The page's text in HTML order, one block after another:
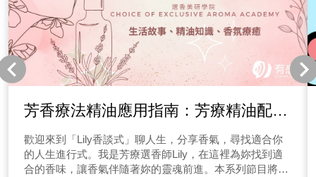
芳香療法精油應用指南：芳療精油配方
介紹與使用建議
歡迎來到「Lily香談式」聊人生，分享香氣，尋找適合你
的人生進行式。我是芳療選香師Lily，在這裡為妳找到適
合的香味，讓香氣伴隨著妳的靈魂前進。本系列節目將分